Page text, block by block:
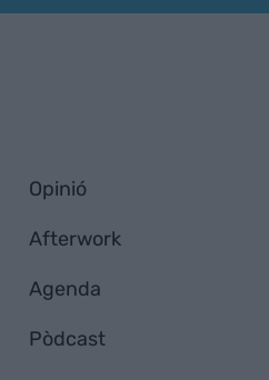
Opinió
Afterwork
Agenda
Pòdcast